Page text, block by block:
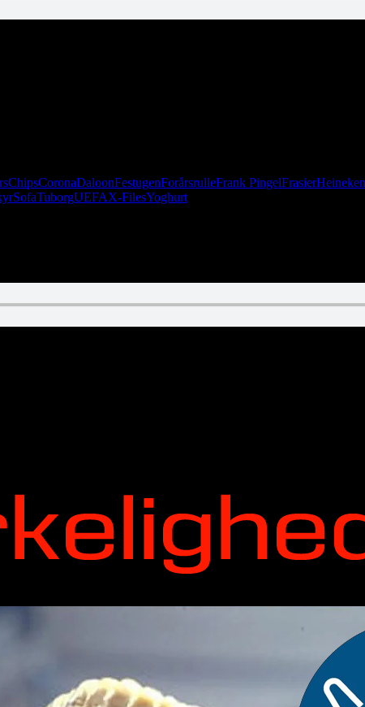
ChipsCoronaDaloonFestugenForårsrulleFrank PingelFrasierHeineken
SofaTuborgUEFAX-FilesYoghurt